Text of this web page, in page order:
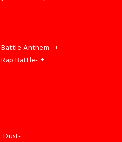
Battle Anthem- +
Battle- +
Dust-